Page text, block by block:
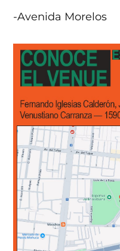
-Avenida Morelos